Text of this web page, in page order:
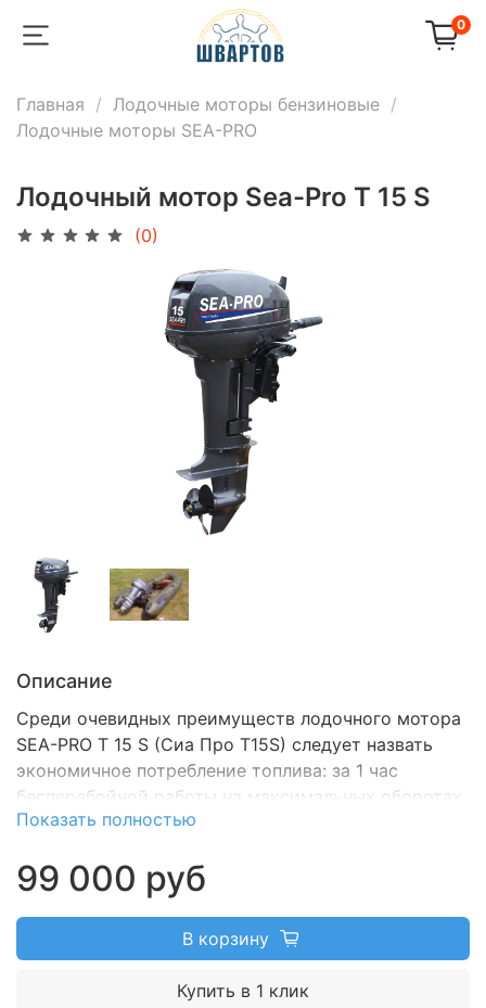
0
Главная
Лодочные моторы бензиновые
Лодочные моторы SEA-PRO
Лодочный мотор Sea-Pro T 15 S
(0)
Описание
Среди очевидных преимуществ лодочного мотора
SEA-PRO T 15 S (Сиа Про T15S) следует назвать
экономичное потребление топлива: за 1 час
бесперебойной работы на максимальных оборотах
расходуется лишь до четырех литров бензина.
Показать полностью
99 000 руб
В корзину
Купить в 1 клик